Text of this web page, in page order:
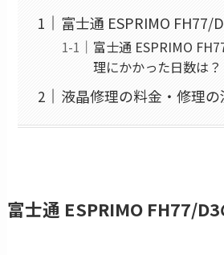
富士通 ESPRIMO FH77/
富士通 ESPRIMO
理にかかった日数は？
液晶修理の料金・修理
富士通 ESPRIMO FH77/